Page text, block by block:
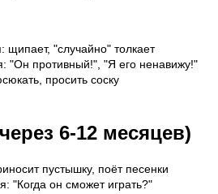
щипает, "случайно" толкает
"Он противный!", "Я его ненавижу!"
просить соску
6-12 месяцев)
пустышку, поёт песенки
"Когда он сможет играть?"